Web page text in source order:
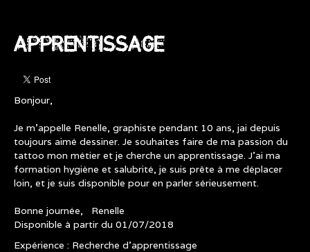
APPRENTISSAGE
Bonjour,
Je m'appelle Renelle, graphiste pendant 10 ans, jai depuis
toujours aimé dessiner. Je souhaites faire de ma passion du
tattoo mon métier et je cherche un apprentissage. J'ai ma
formation hygiène et salubrité, je suis prête à me déplacer
loin, et je suis disponible pour en parler sérieusement.
Bonne journée, Renelle
Disponible à partir du 01/07/2018
Expérience : Recherche d’apprentissage